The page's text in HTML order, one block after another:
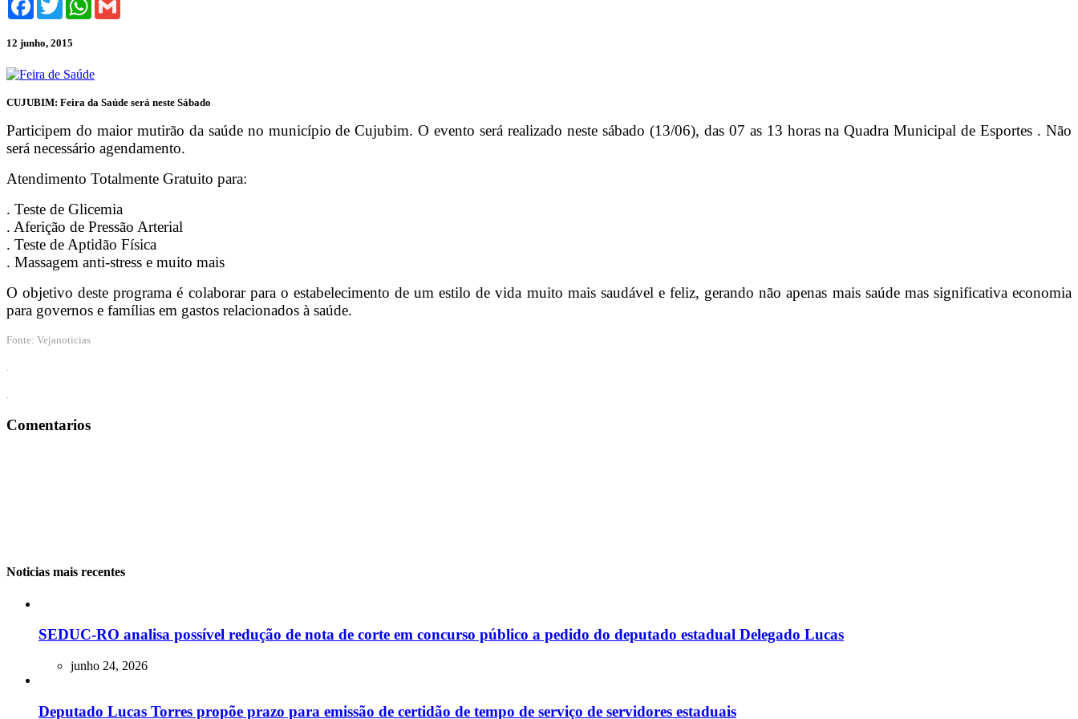
12 junho, 2015
CUJUBIM: Feira da Saúde será neste Sábado
Participem do maior mutirão da saúde no município de Cujubim. O evento será realizado neste sábado (13/06), das 07 as 13 horas na Quadra Municipal de Esportes . Não
será necessário agendamento.
Atendimento Totalmente Gratuito para:
. Teste de Glicemia
. Aferição de Pressão Arterial
. Teste de Aptidão Física
. Massagem anti-stress e muito mais
O objetivo deste programa é colaborar para o estabelecimento de um estilo de vida muito mais saudável e feliz, gerando não apenas mais saúde mas significativa economia
para governos e famílias em gastos relacionados à saúde.
Fonte: Vejanoticias
.
.
Comentarios
Noticias mais recentes
SEDUC-RO analisa possível redução de nota de corte em concurso público a pedido do deputado estadual Delegado Lucas
junho 24, 2026
Deputado Lucas Torres propõe prazo para emissão de certidão de tempo de serviço de servidores estaduais